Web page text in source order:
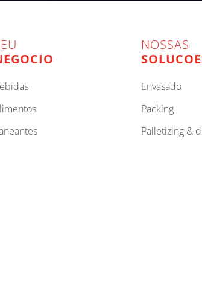
bebidas
alimentos
NOSSAS
envasado
packing
palletizing &